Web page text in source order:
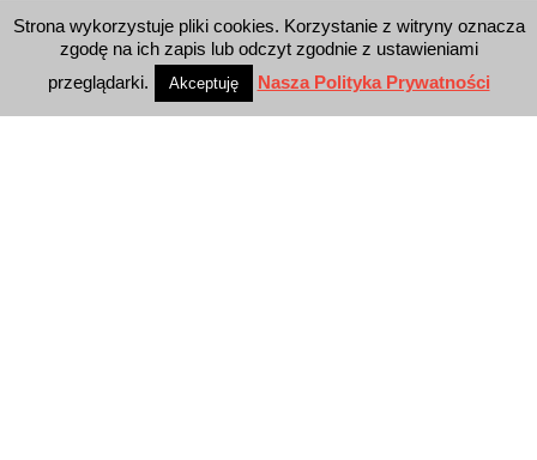
WYSZUKIWARKA
Strona wykorzystuje pliki cookies. Korzystanie z witryny oznacza
zgodę na ich zapis lub odczyt zgodnie z ustawieniami
przeglądarki.
Akceptuję Nasza Polityka Prywatności